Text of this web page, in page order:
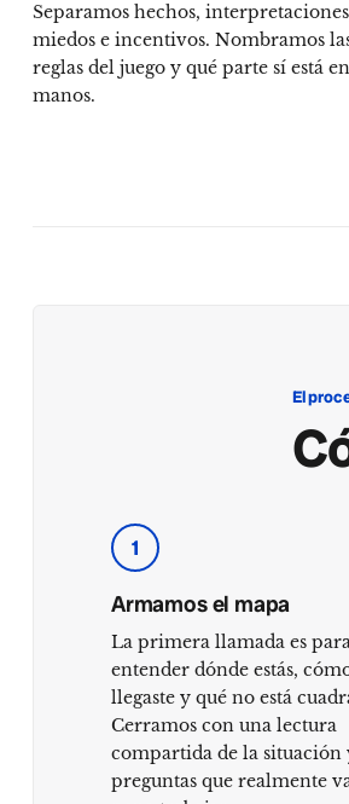
Separamos hechos,
miedos e incentivos. Nombramos
reglas del juego y qué parte sí está
manos.
El
1
Armamos el mapa
La primera llamada es
entender dónde estás,
llegaste y qué no está
Cerramos con una lectura
compartida de la situación
preguntas que realmente